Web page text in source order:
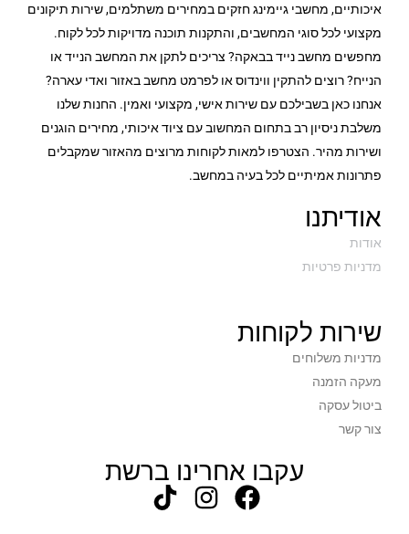
איכותיים, מחשבי גיימינג חזקים במחירים משתלמים, שירות תיקונים
מקצועי לכל סוגי המחשבים, והתקנות תוכנה מדויקות לכל לקוח.
מחפשים מחשב נייד בבאקה? צריכים לתקן את המחשב הנייד או
הנייח? רוצים להתקין ווינדוס או לפרמט מחשב באזור ואדי עארה?
אנחנו כאן בשבילכם עם שירות אישי, מקצועי ואמין. החנות שלנו
משלבת ניסיון רב בתחום המחשוב עם ציוד איכותי, מחירים הוגנים
ושירות מהיר. הצטרפו למאות לקוחות מרוצים מהאזור שמקבלים
פתרונות אמיתיים לכל בעיה במחשב.
אודיתנו
אודות
מדניות פרטיות
שירות לקוחות
מדניות משלוחים
מעקה הזמנה
ביטול עסקה
צור קשר
עקבו אחרינו ברשת